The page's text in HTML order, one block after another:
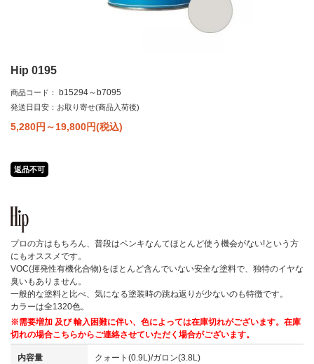
Hip 0195
商品コード： b15294～b7095
発送日目安：お取り寄せ(商品入荷後)
5,280円～19,800円(税込)
返品不可
プロの方はもちろん、普段はペンキなんてほとんど使う機会がない!という方
にもオススメです。
VOC(揮発性有機化合物)をほとんど含んでいない安全な塗料で、独特のイヤな
臭いもありません。
一般的な塗料と比べ、気になる塗装時の跳ね返りが少ないのも特徴です。
カラーは全1320色。
※需要増加 及び 輸入困難に伴い、色によっては在庫切れがございます。在庫
切れの場合こちらからご連絡させていただく場合がございます。
内容量 クォート(0.9L)/ガロン(3.8L)